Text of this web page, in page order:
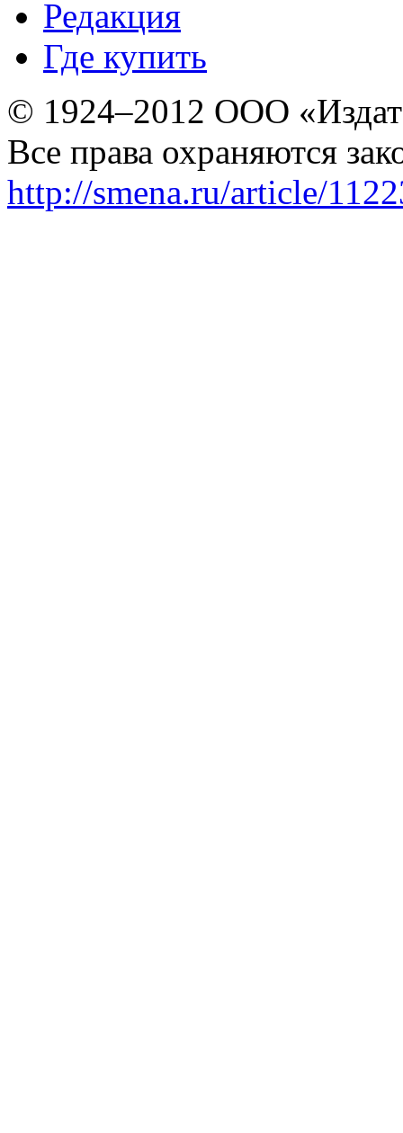
Редакция
Где купить
© 1924–2012 ООО
Все права охраняются
http://smena.ru/article/